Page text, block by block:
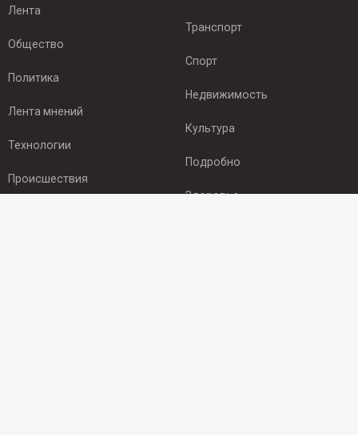
Лента
Общество
Политика
Лента мнений
Технологии
Происшествия
Транспорт
Спорт
Недвижимость
Культура
Подробно
Здоровье